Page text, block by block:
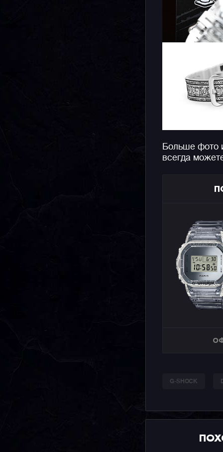
Больше фото
всегда
G-SHOCK